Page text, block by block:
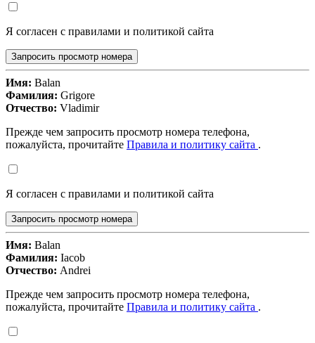
Я согласен с правилами и политикой сайта
Запросить просмотр номера
Имя: Balan
Фамилия: Grigore
Отчество: Vladimir
Прежде чем запросить просмотр номера телефона,
пожалуйста, прочитайте Правила и политику сайта .
Я согласен с правилами и политикой сайта
Запросить просмотр номера
Имя: Balan
Фамилия: Iacob
Отчество: Andrei
Прежде чем запросить просмотр номера телефона,
пожалуйста, прочитайте Правила и политику сайта .